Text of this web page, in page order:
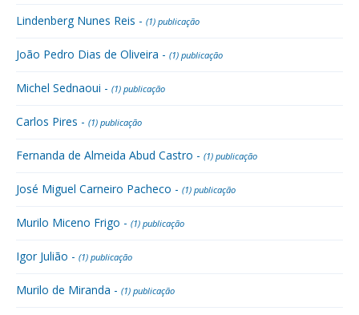
Lindenberg Nunes Reis - (1) publicação
João Pedro Dias de Oliveira - (1) publicação
Michel Sednaoui - (1) publicação
Carlos Pires - (1) publicação
Fernanda de Almeida Abud Castro - (1) publicação
José Miguel Carneiro Pacheco - (1) publicação
Murilo Miceno Frigo - (1) publicação
Igor Julião - (1) publicação
Murilo de Miranda - (1) publicação